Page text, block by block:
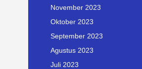
November 2023
Oktober 2023
September 2023
Agustus 2023
Juli 2023